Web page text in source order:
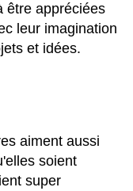
être appréciées
leur imagination
et idées.
aiment aussi
soient
super